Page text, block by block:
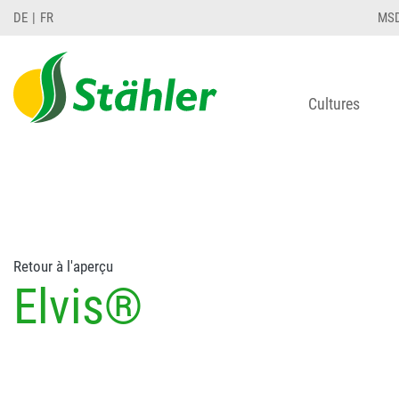
DE FR
Cultures
string(78) "Test 12 {FONT:12} // Dosierungen: test
Retour à l'aperçu
Elvis®